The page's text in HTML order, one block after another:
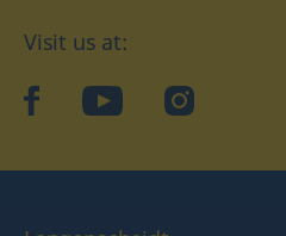
Visit us at:
facebookYouTubeInstagram